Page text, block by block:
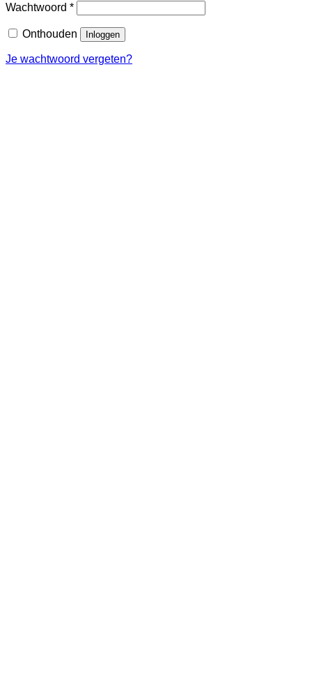
Wachtwoord *Vereist
Onthouden Inloggen
Je wachtwoord vergeten?